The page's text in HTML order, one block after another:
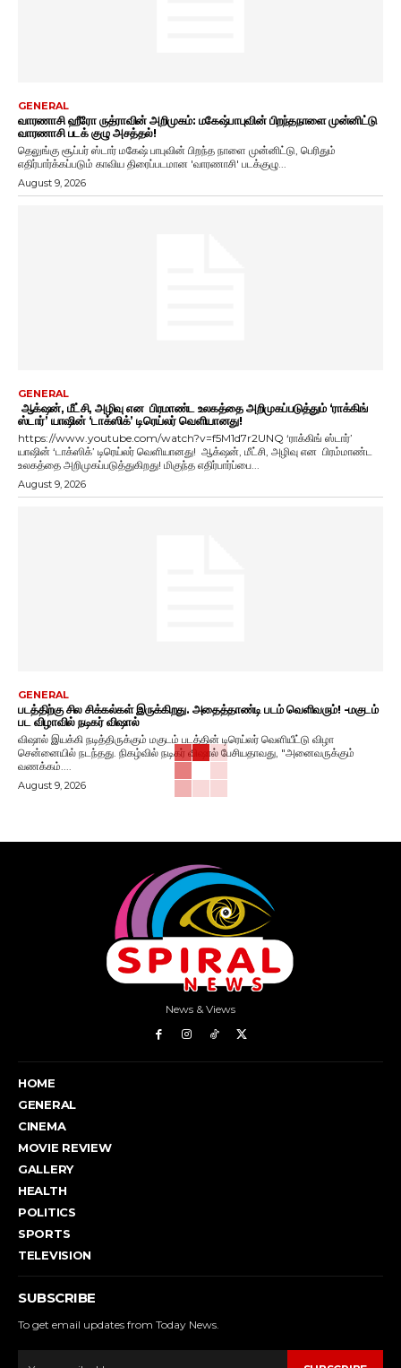
GENERAL
வாரணாசி ஹீரோ ருத்ராவின் அறிமுகம்: மகேஷ்பாபுவின் பிறந்தநாளை முன்னிட்டு
வாரணாசி படக் குழு அசத்தல்!
தெலுங்கு சூப்பர் ஸ்டார் மகேஷ் பாபுவின் பிறந்த நாளை முன்னிட்டு, பெரிதும்
எதிர்பார்க்கப்படும் காவிய திரைப்படமான 'வாரணாசி' படக்குழு...
August 9, 2026
GENERAL
ஆக்‌ஷன், மீட்சி, அழிவு என பிரமாண்ட உலகத்தை அறிமுகப்படுத்தும் ‘ராக்கிங்
ஸ்டார்’ யாஷின் ‘டாக்ஸிக்’ டிரெய்லர் வெளியானது!
https://www.youtube.com/watch?v=f5M1d7r2UNQ ‘ராக்கிங் ஸ்டார்’
யாஷின் ‘டாக்ஸிக்’ டிரெய்லர் வெளியானது! ஆக்‌ஷன், மீட்சி, அழிவு என பிரம்மாண்ட
உலகத்தை அறிமுகப்படுத்துகிறது! மிகுந்த எதிர்பார்ப்பை...
August 9, 2026
GENERAL
படத்திற்கு சில சிக்கல்கள் இருக்கிறது. அதைத்தாண்டி படம் வெளிவரும்! -மகுடம்
பட விழாவில் நடிகர் விஷால்
விஷால் இயக்கி நடித்திருக்கும் மகுடம் படத்தின் டிரெய்லர் வெளியீட்டு விழா
சென்னையில் நடந்தது. நிகழ்வில் நடிகர் விஷால் பேசியதாவது, "அனைவருக்கும்
வணக்கம்....
August 9, 2026
News & Views
HOME
GENERAL
CINEMA
MOVIE REVIEW
GALLERY
HEALTH
POLITICS
SPORTS
TELEVISION
SUBSCRIBE
To get email updates from Today News.